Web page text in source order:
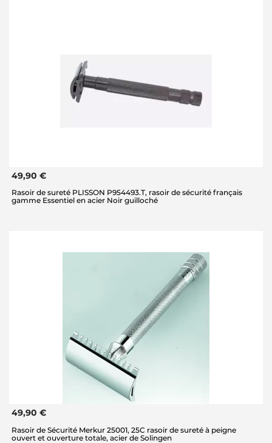
49,90 €
Rasoir de sureté PLISSON P954493.T, rasoir de sécurité français
gamme Essentiel en acier Noir guilloché
49,90 €
Rasoir de Sécurité Merkur 25001, 25C rasoir de sureté à peigne
ouvert et ouverture totale, acier de Solingen